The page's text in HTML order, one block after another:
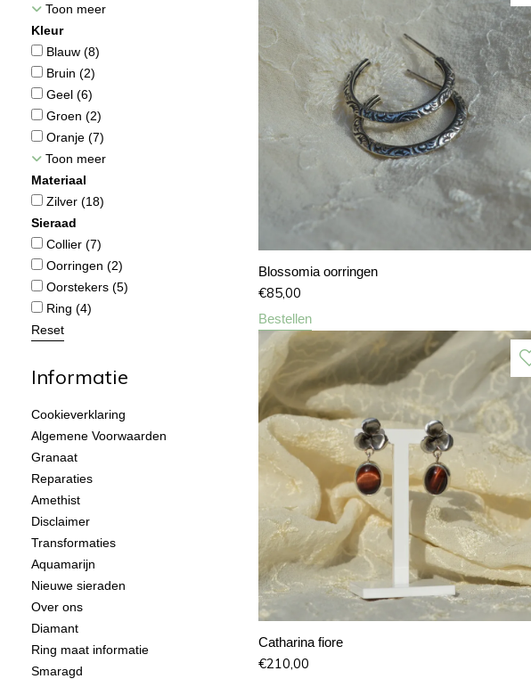
Toon meer
Kleur
Blauw (8)
Bruin (2)
Geel (6)
Groen (2)
Oranje (7)
Toon meer
Materiaal
Zilver (18)
Sieraad
Collier (7)
Oorringen (2)
Oorstekers (5)
Ring (4)
Reset
Informatie
Cookieverklaring
Algemene Voorwaarden
Granaat
Reparaties
Amethist
Disclaimer
Transformaties
Aquamarijn
Nieuwe sieraden
Over ons
Diamant
Ring maat informatie
Smaragd
Blossomia oorringen
€85,00
Bestellen
Catharina fiore
€210,00